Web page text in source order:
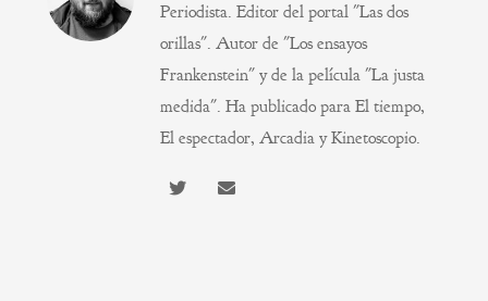
Periodista. Editor del portal "Las dos
orillas". Autor de "Los ensayos
Frankenstein" y de la película "La justa
medida". Ha publicado para El tiempo,
El espectador, Arcadia y Kinetoscopio.